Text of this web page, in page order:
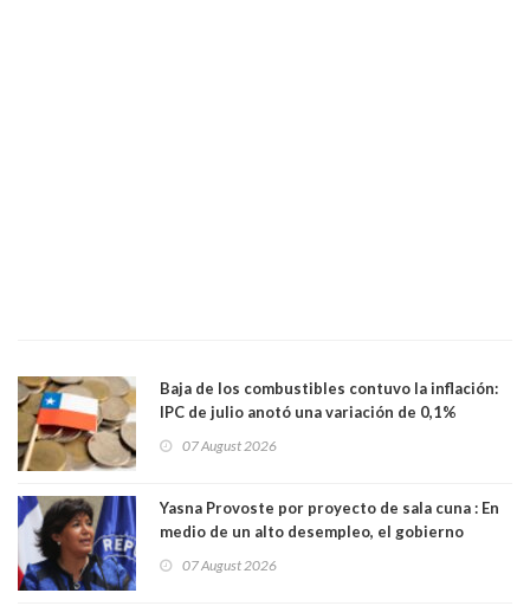
Baja de los combustibles contuvo la inflación:
IPC de julio anotó una variación de 0,1%
07 August 2026
Yasna Provoste por proyecto de sala cuna : En
medio de un alto desempleo, el gobierno
07 August 2026